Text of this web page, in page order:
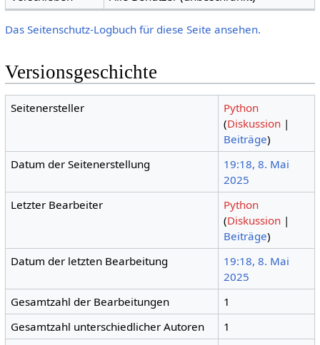
Das Seitenschutz-Logbuch für diese Seite ansehen.
Versionsgeschichte
Seitenersteller
Python
(Diskussion |
Beiträge)
Datum der Seitenerstellung
19:18, 8. Mai
2025
Letzter Bearbeiter
Python
(Diskussion |
Beiträge)
Datum der letzten Bearbeitung
19:18, 8. Mai
2025
Gesamtzahl der Bearbeitungen
1
Gesamtzahl unterschiedlicher Autoren
1